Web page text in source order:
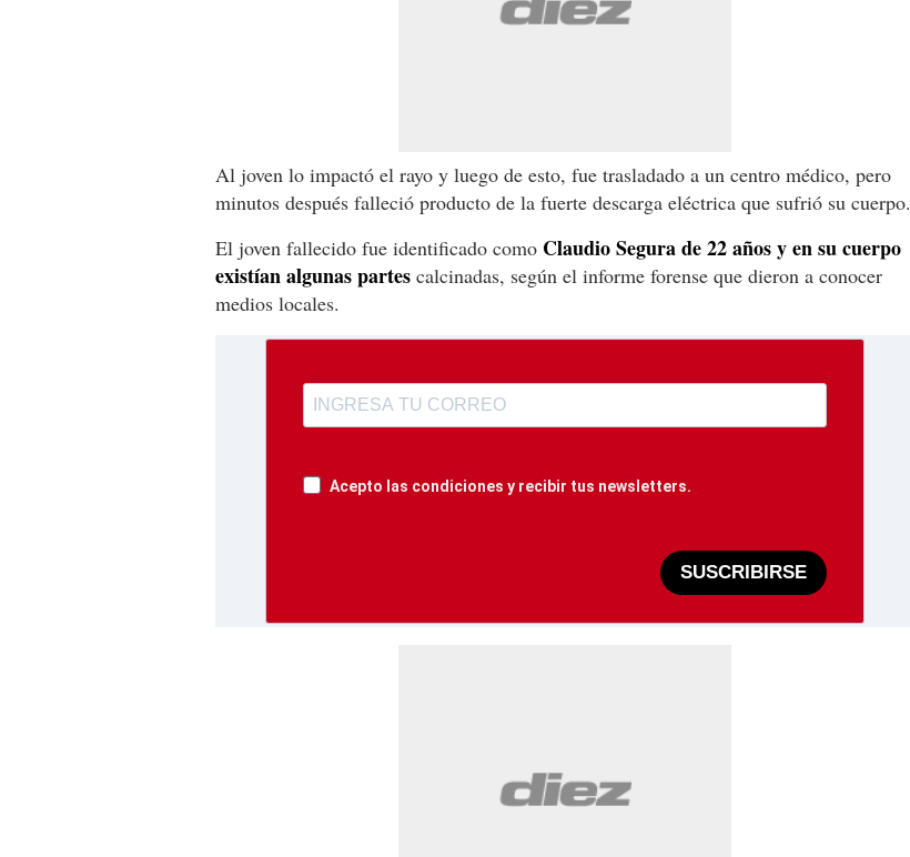
Al joven lo impactó el rayo y luego de esto, fue trasladado a un centro médico, pero
minutos después falleció producto de la fuerte descarga eléctrica que sufrió su cuerpo.
El joven fallecido fue identificado como Claudio Segura de 22 años y en su cuerpo
existían algunas partes calcinadas, según el informe forense que dieron a conocer
medios locales.
Acepto las condiciones y recibir tus newsletters.
SUSCRIBIRSE